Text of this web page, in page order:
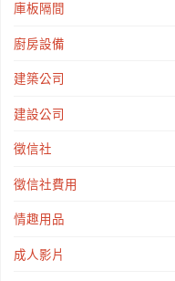
庫板隔間
廚房設備
建築公司
建設公司
徵信社
徵信社費用
情趣用品
成人影片